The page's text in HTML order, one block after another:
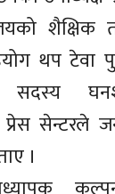
थप टेवा
सदस्य
सेन्टरले
।